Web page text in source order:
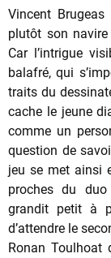
Vincent
plutôt son
Car l’intrigue
balafré, qui
traits du
cache le jeune
comme un
question de
jeu se met ainsi
proches du
grandit petit à
d’attendre le
Ronan Toulhoat